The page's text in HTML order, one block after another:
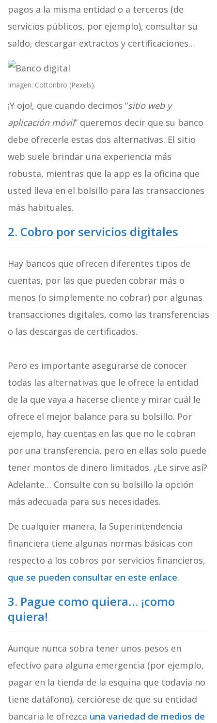
pagos a la misma entidad o a terceros (de
servicios públicos, por ejemplo), consultar su
saldo, descargar extractos y certificaciones…
Imagen: Cottonbro (Pexels).
¡Y ojo!, que cuando decimos “sitio web y
aplicación móvil” queremos decir que su banco
debe ofrecerle estas dos alternativas. El sitio
web suele brindar una experiencia más
robusta, mientras que la app es la oficina que
usted lleva en el bolsillo para las transacciones
más habituales.
2. Cobro por servicios digitales
Hay bancos que ofrecen diferentes tipos de
cuentas, por las que pueden cobrar más o
menos (o simplemente no cobrar) por algunas
transacciones digitales, como las transferencias
o las descargas de certificados.
Pero es importante asegurarse de conocer
todas las alternativas que le ofrece la entidad
de la que vaya a hacerse cliente y mirar cuál le
ofrece el mejor balance para su bolsillo. Por
ejemplo, hay cuentas en las que no le cobran
por una transferencia, pero en ellas solo puede
tener montos de dinero limitados. ¿Le sirve así?
Adelante… Consulte con su bolsillo la opción
más adecuada para sus necesidades.
De cualquier manera, la Superintendencia
financiera tiene algunas normas básicas con
respecto a los cobros por servicios financieros,
que se pueden consultar en este enlace.
3. Pague como quiera… ¡como
quiera!
Aunque nunca sobra tener unos pesos en
efectivo para alguna emergencia (por ejemplo,
pagar en la tienda de la esquina que todavía no
tiene datáfono), cerciórese de que su entidad
bancaria le ofrezca una variedad de medios de